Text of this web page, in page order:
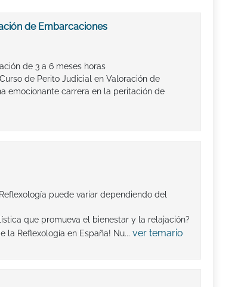
de Embarcaciones
de 3 a 6 meses horas
de Perito Judicial en Valoración de
emocionante carrera en la peritación de
puede variar dependiendo del
que promueva el bienestar y la relajación?
la Reflexología en España! Nu... ver temario